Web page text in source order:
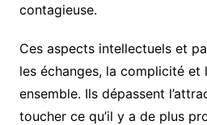
contagieuse.
Ces aspects intellectuels et
les échanges, la complicité et
ensemble. Ils dépassent
toucher ce qu’il y a de plus